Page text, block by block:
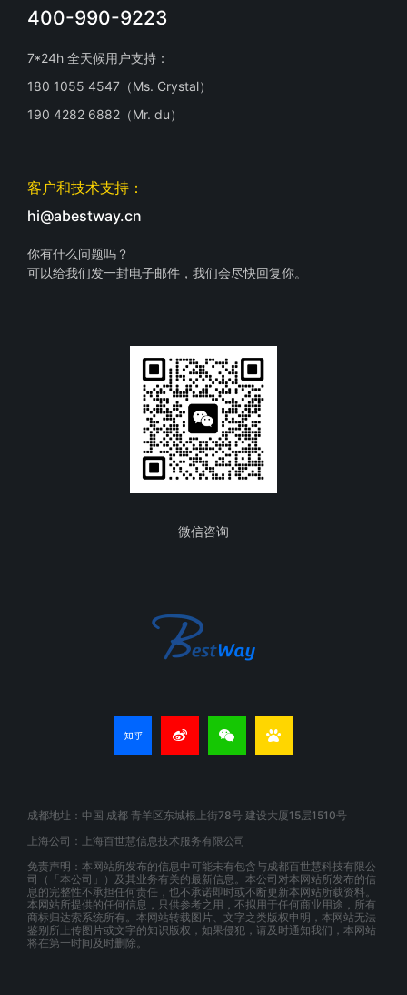
400-990-9223
7*24h 全天候用户支持：
180 1055 4547（Ms. Crystal）
190 4282 6882（Mr. du）
客户和技术支持：
hi@abestway.cn
你有什么问题吗？
可以给我们发一封电子邮件，我们会尽快回复你。
微信咨询
成都地址：中国 成都 青羊区东城根上街78号 建设大厦15层1510号
上海公司：上海百世慧信息技术服务有限公司
免责声明：本网站所发布的信息中可能未有包含与成都百世慧科技有限公
司（「本公司」）及其业务有关的最新信息。本公司对本网站所发布的信
息的完整性不承担任何责任，也不承诺即时或不断更新本网站所载资料。
本网站所提供的任何信息，只供参考之用，不拟用于任何商业用途，所有
商标归达索系统所有。本网站转载图片、文字之类版权申明，本网站无法
鉴别所上传图片或文字的知识版权，如果侵犯，请及时通知我们，本网站
将在第一时间及时删除。